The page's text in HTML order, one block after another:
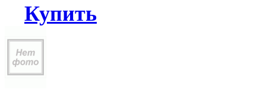
Купить